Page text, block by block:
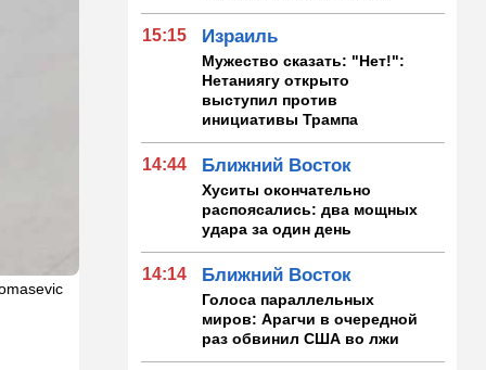
15:15 Израиль
Мужество сказать: "Нет!":
Нетаниягу открыто
выступил против
инициативы Трампа
14:44 Ближний Восток
Хуситы окончательно
распоясались: два мощных
удара за один день
14:14 Ближний Восток
Голоса параллельных
миров: Арагчи в очередной
раз обвинил США во лжи